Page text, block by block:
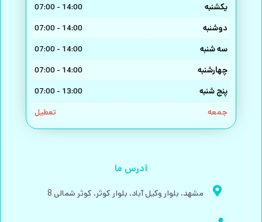
یکشنبه 14:00 - 07:00
دوشنبه 14:00 - 07:00
سه شنبه 14:00 - 07:00
چهارشنبه 14:00 - 07:00
پنج شنبه 13:00 - 07:00
جمعه تعطیل
آدرس ما
مشهد، بلوار وکیل آباد، بلوار کوثر، کوثر شمالی 8